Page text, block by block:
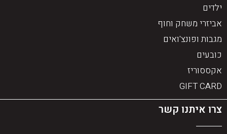
ילדים
אביזרי משחק וחוף
מגבות ופונצ'ואים
כובעים
אקססוריז
GIFT CARD
צרו איתנו קשר